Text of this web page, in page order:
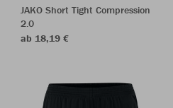
JAKO Short Tight Compression
2.0
ab 18,19 €